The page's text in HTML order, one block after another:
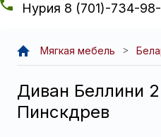
Нурия 8 (701)-734-
Мягкая мебель
Диван Беллини
Пинскдрев